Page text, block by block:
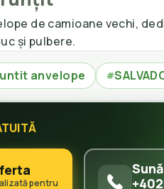
de camioane vechi,
și pulbere.
anvelope #
pentru
Sună